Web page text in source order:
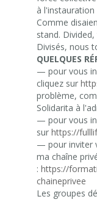
à
Comme
stand.
Divisés, nous
QUELQUES
— pour vous
cliquez sur
problème,
Solidarita à
— pour vous
sur https://
— pour inviter
ma chaîne
: https://
chaineprivee
Les groupes